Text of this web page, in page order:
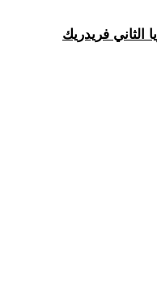
الثاني فريدريك